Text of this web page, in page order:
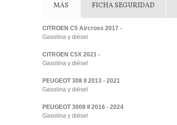
MÁS FICHA SEGURIDAD
CITROEN C5 Aircross 2017 -
Gasolina y diésel
CITROEN C5X 2021 -
Gasolina y diésel
PEUGEOT 308 II 2013 - 2021
Gasolina y diésel
PEUGEOT 3008 II 2016 - 2024
Gasolina y diésel